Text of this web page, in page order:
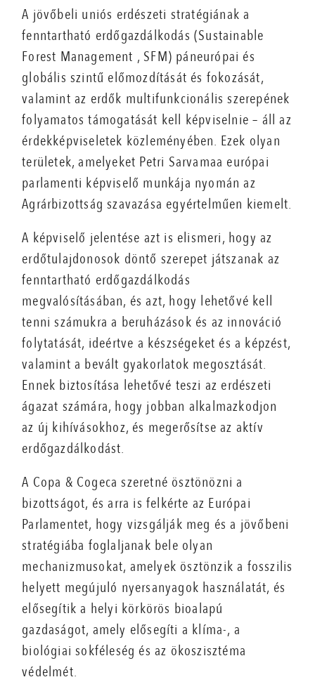
A jövőbeli uniós erdészeti stratégiának a
fenntartható erdőgazdálkodás (Sustainable
Forest Management , SFM) páneurópai és
globális szintű előmozdítását és fokozását,
valamint az erdők multifunkcionális szerepének
folyamatos támogatását kell képviselnie – áll az
érdekképviseletek közleményében. Ezek olyan
területek, amelyeket Petri Sarvamaa európai
parlamenti képviselő munkája nyomán az
Agrárbizottság szavazása egyértelműen kiemelt.
A képviselő jelentése azt is elismeri, hogy az
erdőtulajdonosok döntő szerepet játszanak az
fenntartható erdőgazdálkodás
megvalósításában, és azt, hogy lehetővé kell
tenni számukra a beruházások és az innováció
folytatását, ideértve a készségeket és a képzést,
valamint a bevált gyakorlatok megosztását.
Ennek biztosítása lehetővé teszi az erdészeti
ágazat számára, hogy jobban alkalmazkodjon
az új kihívásokhoz, és megerősítse az aktív
erdőgazdálkodást.
A Copa & Cogeca szeretné ösztönözni a
bizottságot, és arra is felkérte az Európai
Parlamentet, hogy vizsgálják meg és a jövőbeni
stratégiába foglaljanak bele olyan
mechanizmusokat, amelyek ösztönzik a fosszilis
helyett megújuló nyersanyagok használatát, és
elősegítik a helyi körkörös bioalapú
gazdaságot, amely elősegíti a klíma-, a
biológiai sokféleség és az ökoszisztéma
védelmét.